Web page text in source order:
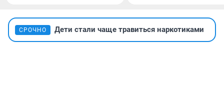
СРОЧНО Дети стали чаще травиться наркотиками